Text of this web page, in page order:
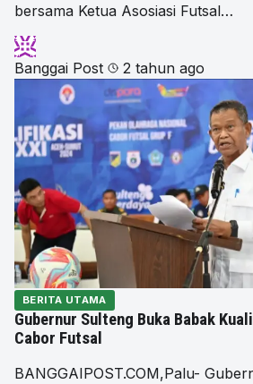
bersama Ketua Asosiasi Futsal…
Banggai Post 2 tahun ago
BERITA UTAMA
Gubernur Sulteng Buka Babak
Cabor Futsal
BANGGAIPOST.COM,Palu-